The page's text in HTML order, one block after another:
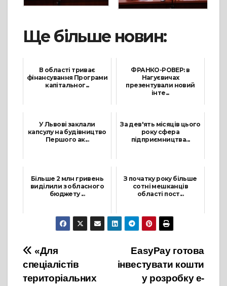
Ще більше новин:
В області триває
фінансування Програми
капітальног...
ФРАНКО-РОВЕР: в
Нагуєвичах
презентували новий
інте...
У Львові заклали
капсулу на будівництво
Першого ак...
За дев'ять місяців цього
року сфера
підприємництва...
Більше 2 млн гривень
виділили з обласного
бюджету ...
31 Липня, 2021
З початку року більше
сотні мешканців
області пост...
3 Травня, 2022
Навігація
записів
EasyPay готова
інвестувати кошти
у розробку е-
«Для
спеціалістів
територіальних